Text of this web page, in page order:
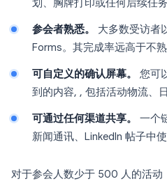
划、胸牌打印或任何后续任务
参会者熟悉。
大多数受访者
Forms。其完成率远高于不
可自定义的确认屏幕。
您可
到的内容, , 包括活动物流、
可通过任何渠道共享。
一个
新闻通讯、LinkedIn 帖子中
对于参会人数少于 500 人的活动